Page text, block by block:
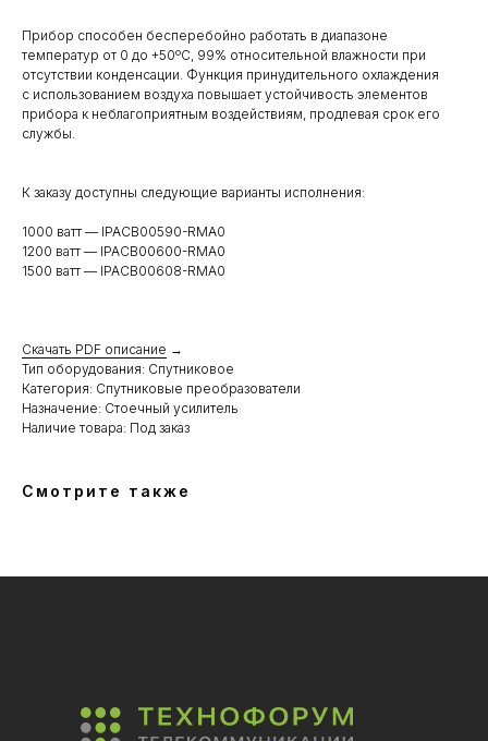
Прибор способен бесперебойно работать в диапазоне
температур от 0 до +50ºC, 99% относительной влажности при
отсутствии конденсации. Функция принудительного охлаждения
с использованием воздуха повышает устойчивость элементов
прибора к неблагоприятным воздействиям, продлевая срок его
службы.
К заказу доступны следующие варианты исполнения:
1000 ватт — IPACB00590-RMA0
1200 ватт — IPACB00600-RMA0
1500 ватт — IPACB00608-RMA0
Скачать PDF описание →
Тип оборудования: Спутниковое
Категория: Спутниковые преобразователи
Назначение: Стоечный усилитель
Наличие товара: Под заказ
Смотрите также